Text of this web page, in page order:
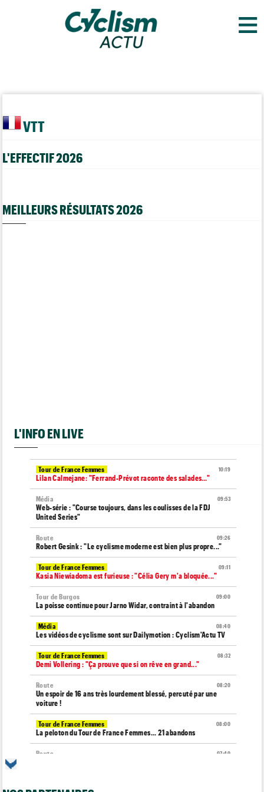
≡
VTT
L'EFFECTIF 2026
MEILLEURS RÉSULTATS 2026
L'INFO EN LIVE
10:19
Tour de France Femmes
Lilan Calmejane: "Ferrand-Prévot raconte des salades…"
09:53
Média
Web-série : "Course toujours, dans les coulisses de la FDJ
United Series"
09:26
Route
Robert Gesink : "Le cyclisme moderne est bien plus propre..."
09:11
Tour de France Femmes
Kasia Niewiadoma est furieuse : "Célia Gery m'a bloquée..."
09:00
Tour de Burgos
La poisse continue pour Jarno Widar, contraint à l'abandon
08:40
Média
Les vidéos de cyclisme sont sur Dailymotion : Cyclism'Actu TV
08:32
Tour de France Femmes
Demi Vollering : "Ça prouve que si on rêve en grand..."
08:20
Route
Un espoir de 16 ans très lourdement blessé, percuté par une
voiture !
08:00
Tour de France Femmes
La peloton du Tour de France Femmes... 21 abandons
07:40
Route